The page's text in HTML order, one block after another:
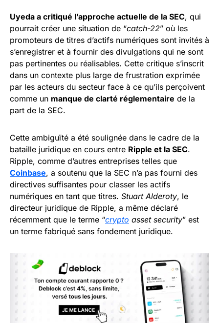
Uyeda a critiqué l’approche actuelle de la SEC, qui
pourrait créer une situation de “catch-22” où les
promoteurs de titres d’actifs numériques sont invités à
s’enregistrer et à fournir des divulgations qui ne sont
pas pertinentes ou réalisables. Cette critique s’inscrit
dans un contexte plus large de frustration exprimée
par les acteurs du secteur face à ce qu’ils perçoivent
comme un manque de clarté réglementaire de la
part de la SEC.
Cette ambiguïté a été soulignée dans le cadre de la
bataille juridique en cours entre Ripple et la SEC.
Ripple, comme d’autres entreprises telles que
Coinbase, a soutenu que la SEC n’a pas fourni des
directives suffisantes pour classer les actifs
numériques en tant que titres. Stuart Alderoty, le
directeur juridique de Ripple, a même déclaré
récemment que le terme “crypto asset security” est
un terme fabriqué sans fondement juridique.